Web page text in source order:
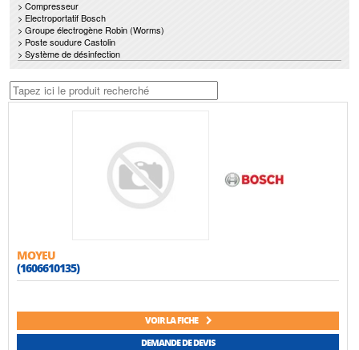
> Compresseur
> Electroportatif Bosch
> Groupe électrogène Robin (Worms)
> Poste soudure Castolin
> Système de désinfection
MOYEU
(1606610135)
VOIR LA FICHE
DEMANDE DE DEVIS